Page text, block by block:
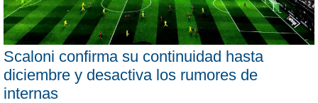
Scaloni confirma su continuidad hasta
diciembre y desactiva los rumores de
internas